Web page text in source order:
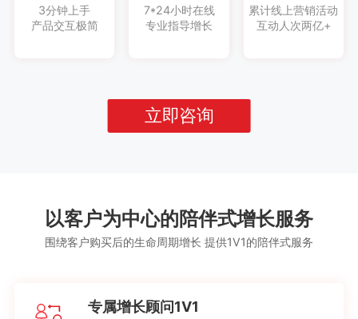
3分钟上手
产品交互极简
7*24小时在线
专业指导增长
累计线上营销活动
互动人次两亿+
立即咨询
以客户为中心的陪伴式增长服务
围绕客户购买后的生命周期增长 提供1V1的陪伴式服务
专属增长顾问1V1